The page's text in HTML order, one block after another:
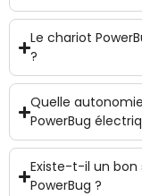
Le chariot
?
Quelle
PowerBug
Existe-t-il un
PowerBug ?